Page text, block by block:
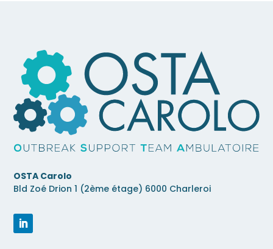
OSTA Carolo
Bld Zoé Drion 1 (2ème étage) 6000 Charleroi